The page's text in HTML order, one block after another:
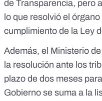
de Transparencia, pero
lo que resolvió el
cumplimiento de la Ley
Además, el Ministerio
la resolución ante los
plazo de dos meses
Gobierno se suma a la